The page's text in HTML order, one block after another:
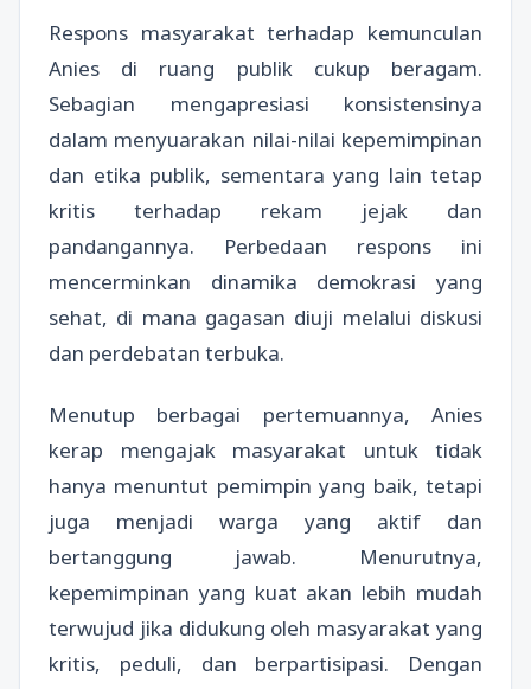
Respons masyarakat terhadap kemunculan
Anies di ruang publik cukup beragam.
Sebagian mengapresiasi konsistensinya
dalam menyuarakan nilai-nilai kepemimpinan
dan etika publik, sementara yang lain tetap
kritis terhadap rekam jejak dan
pandangannya. Perbedaan respons ini
mencerminkan dinamika demokrasi yang
sehat, di mana gagasan diuji melalui diskusi
dan perdebatan terbuka.
Menutup berbagai pertemuannya, Anies
kerap mengajak masyarakat untuk tidak
hanya menuntut pemimpin yang baik, tetapi
juga menjadi warga yang aktif dan
bertanggung jawab. Menurutnya,
kepemimpinan yang kuat akan lebih mudah
terwujud jika didukung oleh masyarakat yang
kritis, peduli, dan berpartisipasi. Dengan